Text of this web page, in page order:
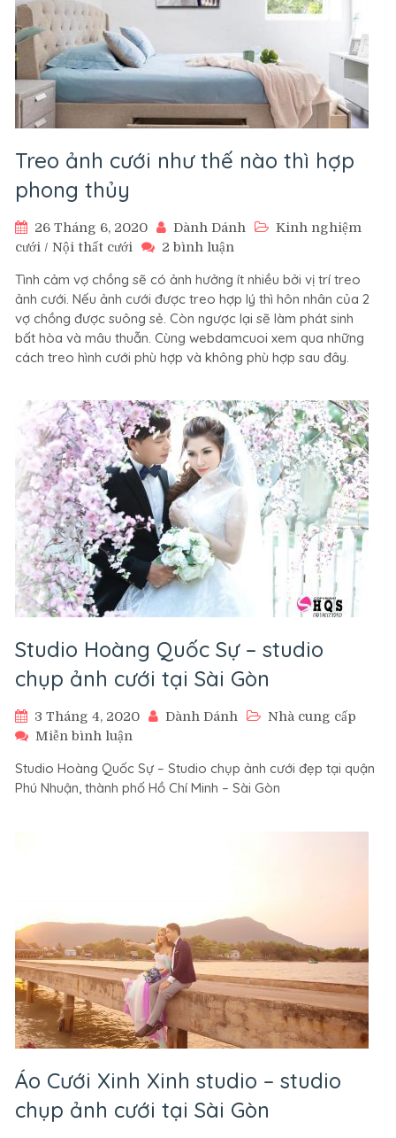
Treo ảnh cưới như thế nào thì hợp
phong thủy
26 Tháng 6, 2020 Dành Dánh
Kinh nghiệm
cưới / Nội thất cưới 2 bình luận
ảnh
cưới
như
thế
nào
phong
thủy
Tình cảm vợ chồng sẽ có ảnh hưởng ít nhiều bởi vị trí treo
ảnh cưới. Nếu ảnh cưới được treo hợp lý thì hôn nhân của 2
vợ chồng được suông sẻ. Còn ngược lại sẽ làm phát sinh
bất hòa và mâu thuẫn. Cùng webdamcuoi xem qua những
cách treo hình cưới phù hợp và không phù hợp sau đây.
Studio Hoàng Quốc Sự – studio
chụp ảnh cưới tại Sài Gòn
3 Tháng 4, 2020 Dành Dánh
Nhà cung cấp
Miễn bình luận
Hoàng
Quốc
Sài
Gòn
Studio Hoàng Quốc Sự – Studio chụp ảnh cưới đẹp tại quận
Phú Nhuận, thành phố Hồ Chí Minh – Sài Gòn
Áo Cưới Xinh Xinh studio – studio
chụp ảnh cưới tại Sài Gòn